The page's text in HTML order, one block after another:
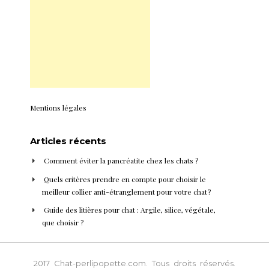
Mentions légales
Articles récents
Comment éviter la pancréatite chez les chats ?
Quels critères prendre en compte pour choisir le
meilleur collier anti-étranglement pour votre chat ?
Guide des litières pour chat : Argile, silice, végétale,
que choisir ?
2017 Chat-perlipopette.com. Tous droits réservés.